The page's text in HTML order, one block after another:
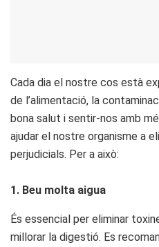
Cada dia el nostre cos està
de l’alimentació, la
bona salut i sentir-nos amb
ajudar el nostre organisme a
perjudicials. Per a això:
1. Beu molta aigua
És essencial per eliminar
millorar la digestió. Es